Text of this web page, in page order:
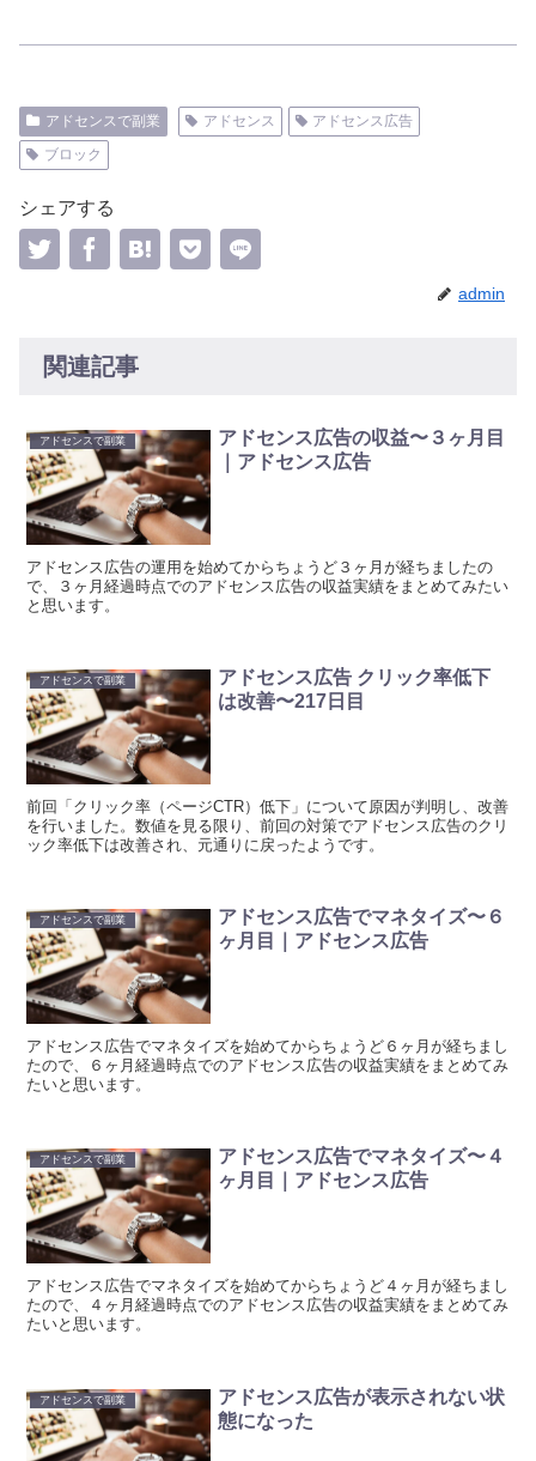
アドセンスで副業 アドセンス
アドセンス広告
ブロック
シェアする
admin
関連記事
アドセンスで副業
アドセンス広告の収益〜３ヶ月目
｜アドセンス広告
アドセンス広告の運用を始めてからちょうど３ヶ月が経ちましたの
で、３ヶ月経過時点でのアドセンス広告の収益実績をまとめてみたい
と思います。
アドセンスで副業
アドセンス広告 クリック率低下
は改善〜217日目
前回「クリック率（ページCTR）低下」について原因が判明し、改善
を行いました。数値を見る限り、前回の対策でアドセンス広告のクリ
ック率低下は改善され、元通りに戻ったようです。
アドセンスで副業
アドセンス広告でマネタイズ〜６
ヶ月目｜アドセンス広告
アドセンス広告でマネタイズを始めてからちょうど６ヶ月が経ちまし
たので、６ヶ月経過時点でのアドセンス広告の収益実績をまとめてみ
たいと思います。
アドセンスで副業
アドセンス広告でマネタイズ〜４
ヶ月目｜アドセンス広告
アドセンス広告でマネタイズを始めてからちょうど４ヶ月が経ちまし
たので、４ヶ月経過時点でのアドセンス広告の収益実績をまとめてみ
たいと思います。
アドセンスで副業
アドセンス広告が表示されない状
態になった